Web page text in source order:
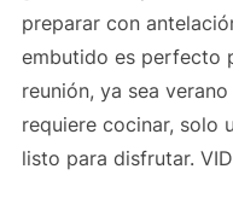
preparar con
embutido es perfecto
reunión, ya sea
requiere cocinar, solo
listo para disfrutar.